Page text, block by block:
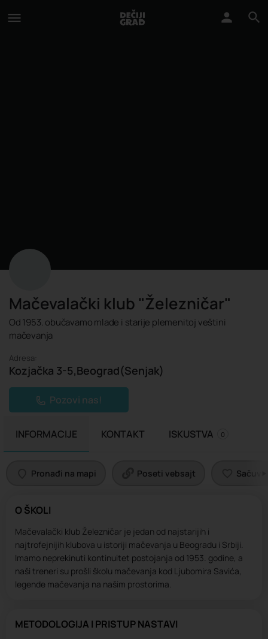
Mačevalački klub "Železničar"
Od 1953. obučavamo mlade i starije plemenitoj veštini
mačevanja
Adresa:
Kozjačka 3-5,Beograd(Senjak)
Pozovi nas!
INFORMACIJE KONTAKT ISKUSTVA 0
Pronađi na mapi Poseti vebsajt
O ŠKOLI
Mačevalački klub Železničar je jedan od najstarijih i
najtrofejnijih klubova u istoriji mačevanja u Beogradu i Srbiji.
Imamo neprekinuti kontinuitet postojanja od 1953. godine, a
naši treneri su prošli školu mačevanja kod Ljubomira Savića,
legende mačevanja na našim prostorima.
METODOLOGIJA I PRISTUP NASTAVI